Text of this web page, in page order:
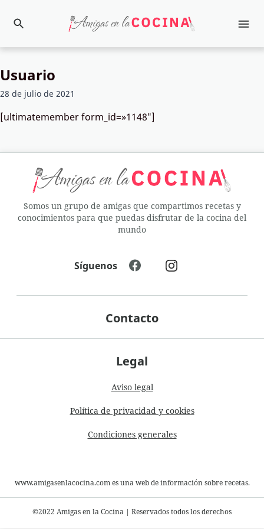
Usuario
28 de julio de 2021
[ultimatemember form_id=»1148″]
Somos un grupo de amigas que compartimos recetas y
conocimientos para que puedas disfrutar de la cocina del
mundo
Legal
Aviso legal
Política de privacidad y cookies
Condiciones generales
Contacto
Síguenos
www.amigasenlacocina.com es una web de información sobre recetas.
©2022 Amigas en la Cocina | Reservados todos los derechos